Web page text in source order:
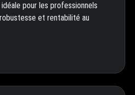
pour les professionnels
et rentabilité au